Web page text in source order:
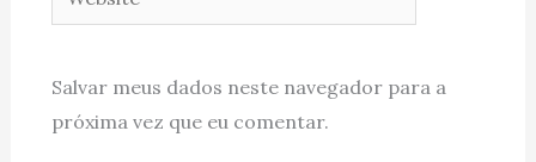
Salvar meus dados neste navegador para a
próxima vez que eu comentar.